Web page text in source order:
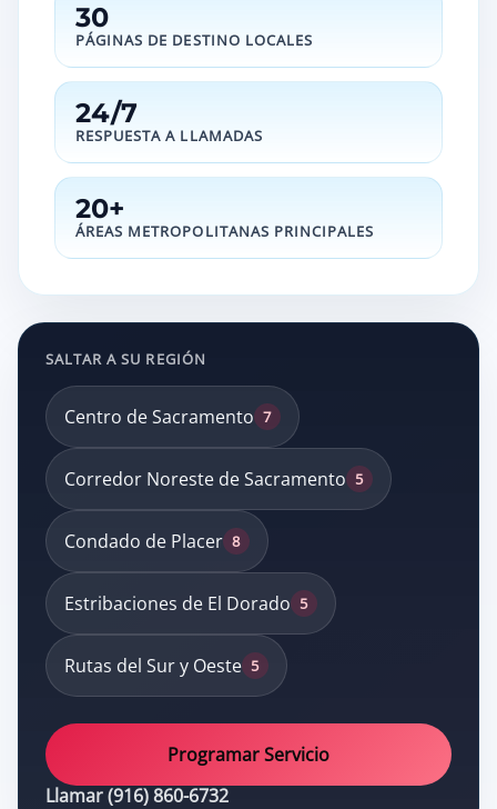
30
PÁGINAS DE DESTINO LOCALES
24/7
RESPUESTA A LLAMADAS
20+
ÁREAS METROPOLITANAS PRINCIPALES
SALTAR A SU REGIÓN
Centro de Sacramento 7
Corredor Noreste de Sacramento 5
Condado de Placer 8
Estribaciones de El Dorado 5
Rutas del Sur y Oeste 5
Programar Servicio
Llamar (916) 860-6732